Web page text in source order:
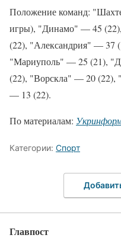
Положение команд:
игры), "Динамо" — 45
(22), "Александрия" — 37
"Мариуполь" — 25 (21),
(22), "Ворскла" — 20
— 13 (22).
По материалам:
Категории: Спорт
Главпост